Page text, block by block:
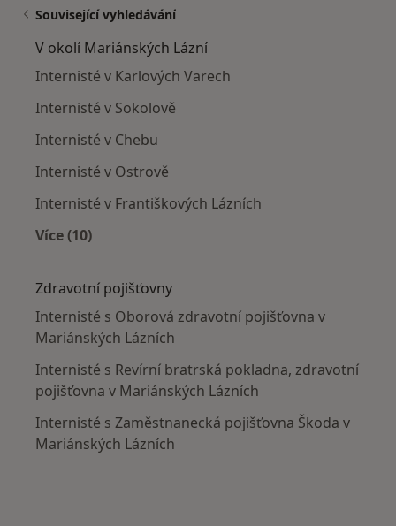
Související vyhledávání
V okolí Mariánských Lázní
Internisté v Karlových Varech
Internisté v Sokolově
Internisté v Chebu
Internisté v Ostrově
Internisté v Františkových Lázních
Více (10)
Zdravotní pojišťovny
Internisté s Oborová zdravotní pojišťovna v
Mariánských Lázních
Internisté s Revírní bratrská pokladna, zdravotní
pojišťovna v Mariánských Lázních
Internisté s Zaměstnanecká pojišťovna Škoda v
Mariánských Lázních